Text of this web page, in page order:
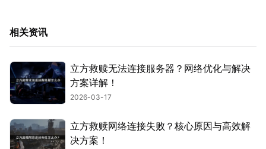
相关资讯
立方救赎无法连接服务器？网络优化与解决
方案详解！
2026-03-17
立方救赎网络连接失败？核心原因与高效解
决方案！